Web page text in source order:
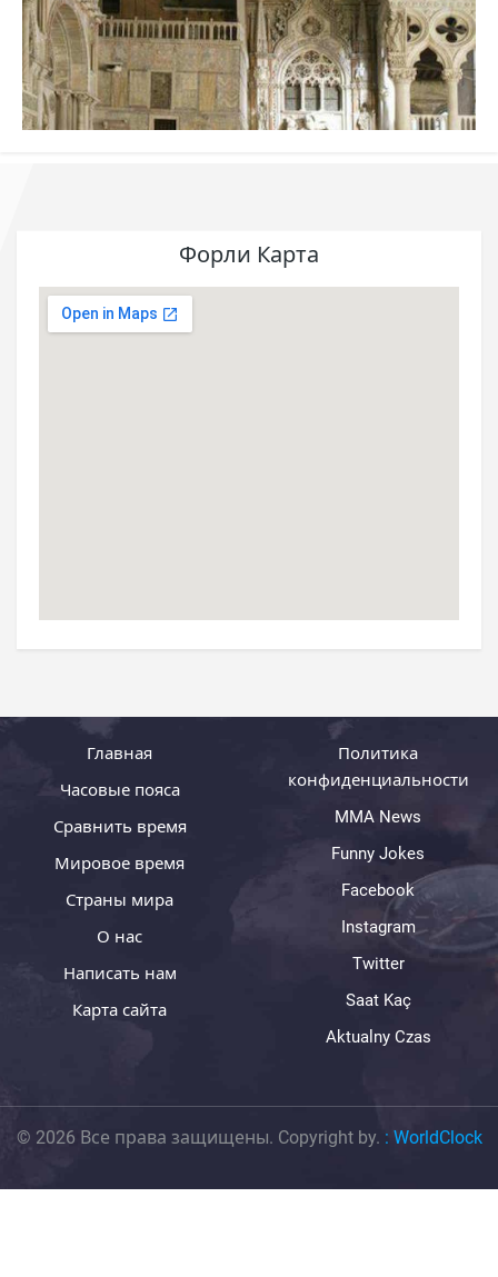
Форли Карта
Главная
Часовые пояса
Сравнить время
Мировое время
Страны мира
О нас
Написать нам
Карта сайта
Политика
конфиденциальности
MMA News
Funny Jokes
Facebook
Instagram
Twitter
Saat Kaç
Aktualny Czas
© 2026 Все права защищены. Copyright by. : WorldClock